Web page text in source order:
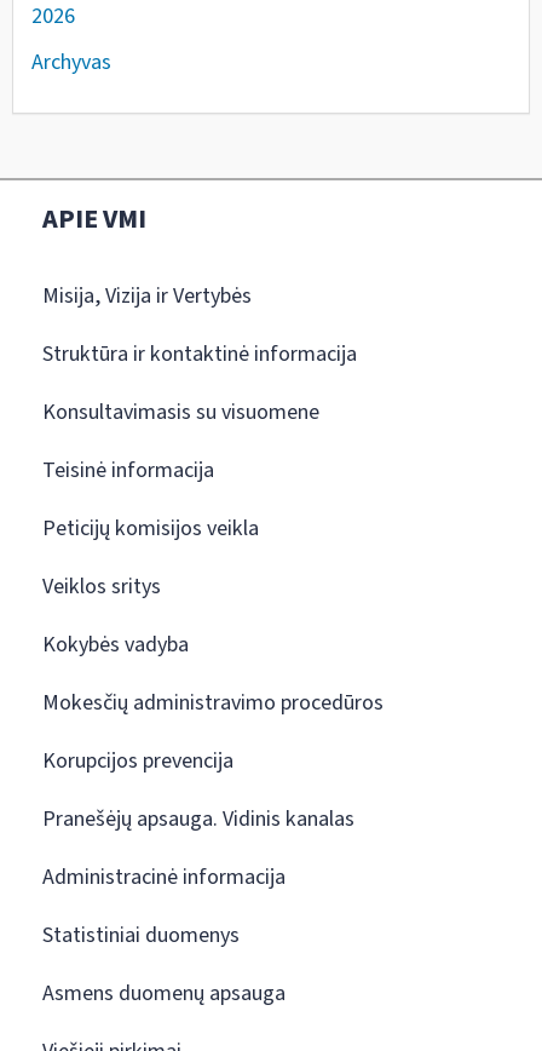
2026
Archyvas
APIE VMI
Misija, Vizija ir Vertybės
Struktūra ir kontaktinė informacija
Konsultavimasis su visuomene
Teisinė informacija
Peticijų komisijos veikla
Veiklos sritys
Kokybės vadyba
Mokesčių administravimo procedūros
Korupcijos prevencija
Pranešėjų apsauga. Vidinis kanalas
Administracinė informacija
Statistiniai duomenys
Asmens duomenų apsauga